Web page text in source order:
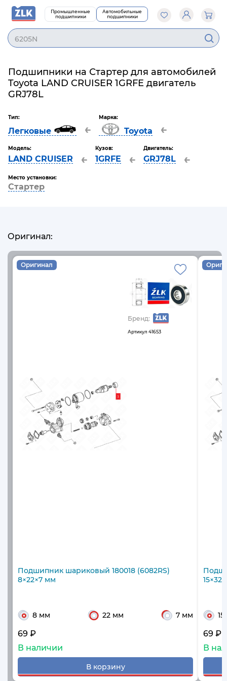
Промышленные
подшипники
Автомобильные
подшипники
6205N
Подшипники на Стартер для автомобилей
Toyota LAND CRUISER 1GRFE двигатель
GRJ78L
Тип:
Легковые ←
Марка:
Toyota ←
Модель:
LAND CRUISER ←
Кузов:
1GRFE ←
Двигатель:
GRJ78L ←
Место установки:
Стартер
Оригинал:
Оригинал
Бренд:
Артикул 41653
Подшипник шариковый 180018 (6082RS)
8×22×7 мм
8 мм 22 мм 7 мм
69 ₽
В наличии
В корзину
69 ₽
В